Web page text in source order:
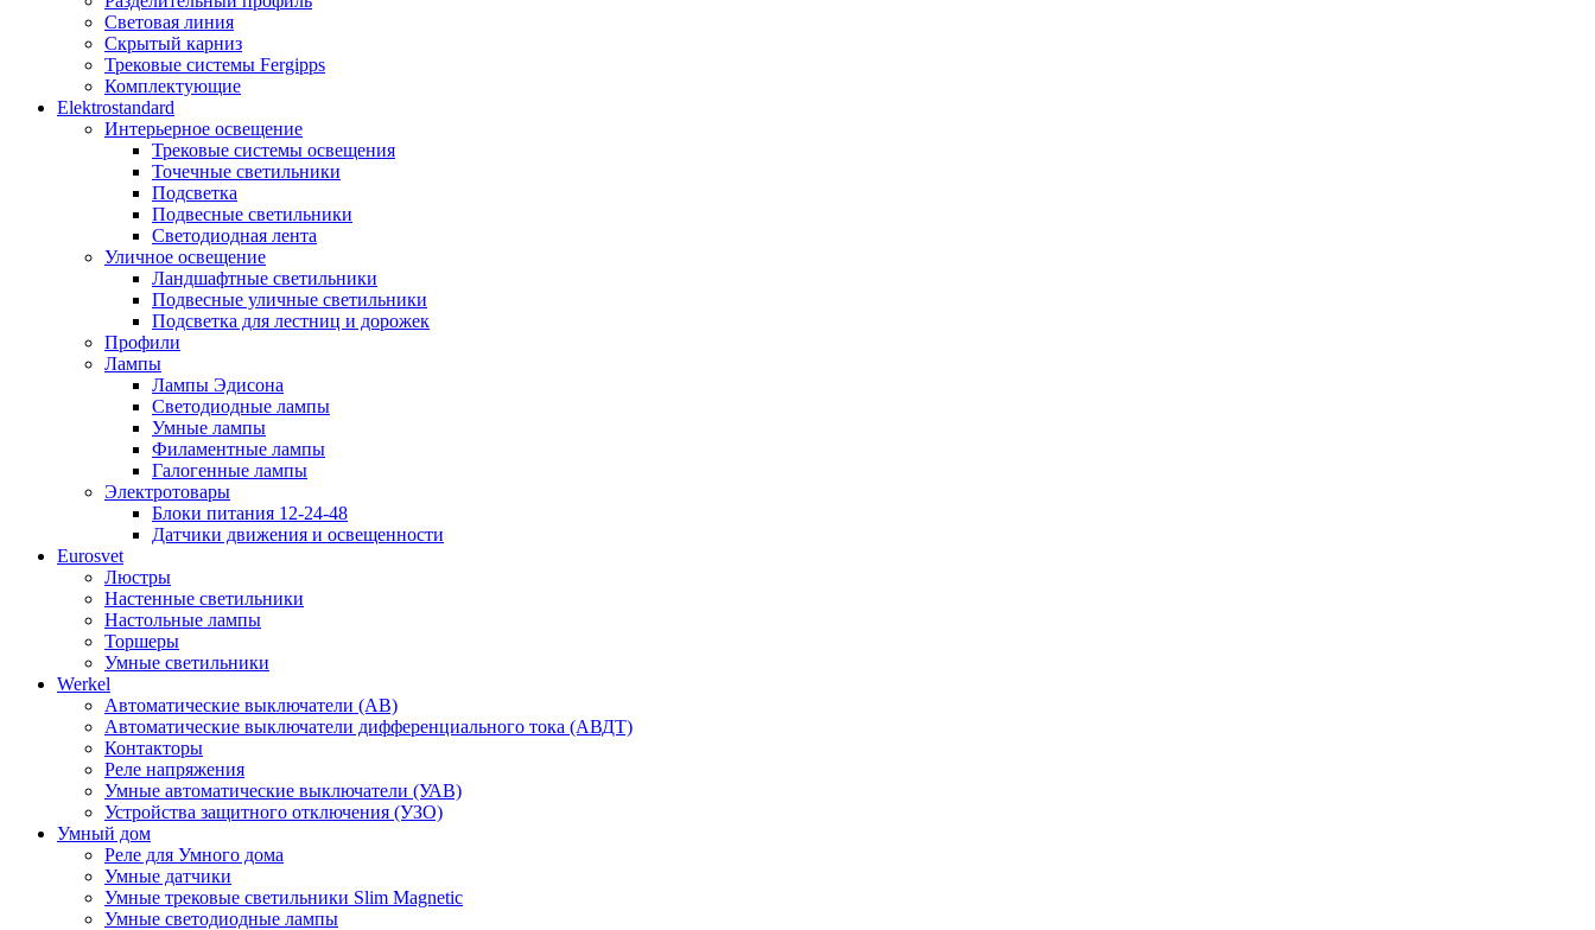
Световая линия
Скрытый карниз
Трековые системы Fergipps
Комплектующие
Elektrostandard
Интерьерное освещение
Трековые системы освещения
Точечные светильники
Подсветка
Подвесные светильники
Светодиодная лента
Уличное освещение
Ландшафтные светильники
Подвесные уличные светильники
Подсветка для лестниц и дорожек
Профили
Лампы
Лампы Эдисона
Светодиодные лампы
Умные лампы
Филаментные лампы
Галогенные лампы
Электротовары
Блоки питания 12-24-48
Датчики движения и освещенности
Eurosvet
Люстры
Настенные светильники
Настольные лампы
Торшеры
Умные светильники
Werkel
Автоматические выключатели (АВ)
Автоматические выключатели дифференциального тока (АВДТ)
Контакторы
Реле напряжения
Умные автоматические выключатели (УАВ)
Устройства защитного отключения (УЗО)
Умный дом
Реле для Умного дома
Умные датчики
Умные трековые светильники Slim Magnetic
Умные светодиодные лампы